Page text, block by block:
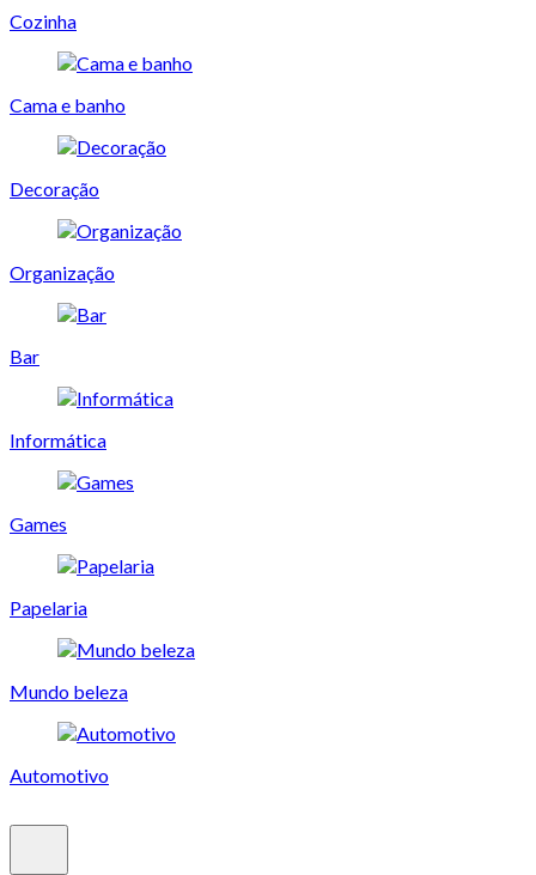
Cozinha
Cama e banho
Decoração
Organização
Bar
Informática
Games
Papelaria
Mundo beleza
Automotivo